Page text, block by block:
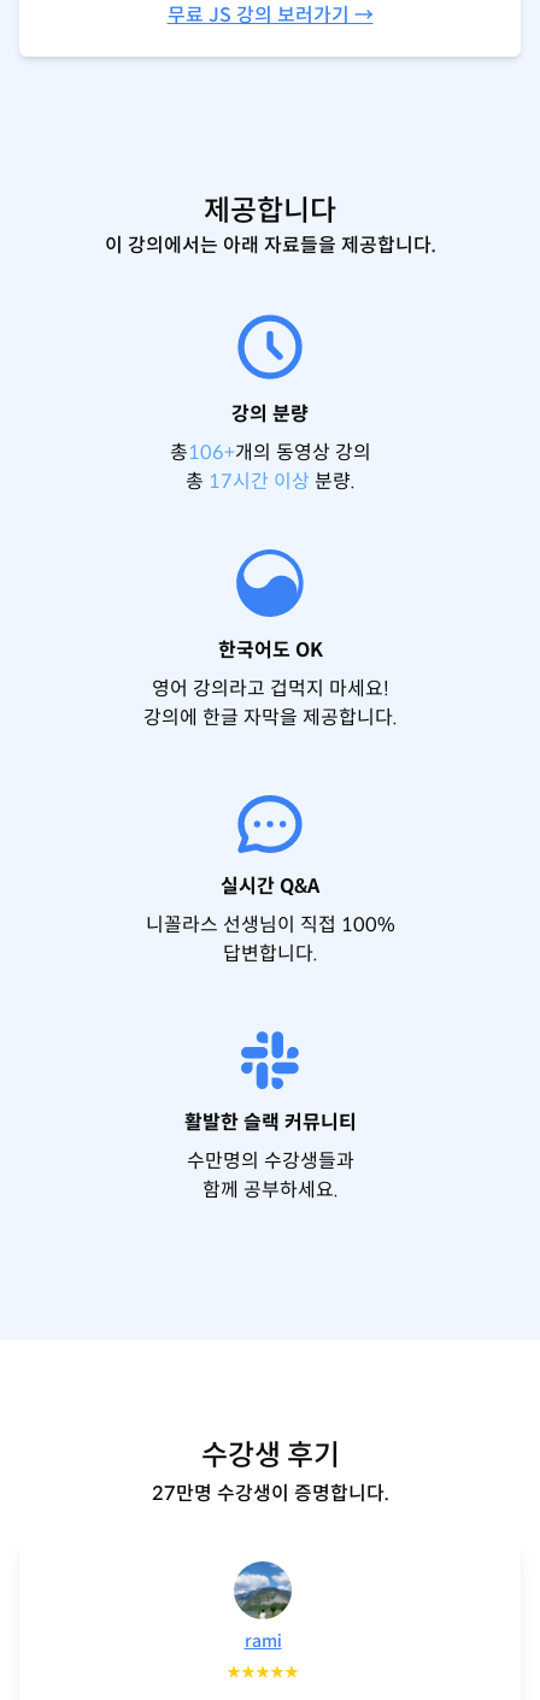
무료 JS 강의 보러가기 →
제공합니다
이 강의에서는 아래 자료들을 제공합니다.
강의 분량
총106+개의 동영상 강의
총 17시간 이상 분량.
한국어도 OK
영어 강의라고 겁먹지 마세요!
강의에 한글 자막을 제공합니다.
실시간 Q&A
니꼴라스 선생님이 직접 100%
답변합니다.
활발한 슬랙 커뮤니티
수만명의 수강생들과
함께 공부하세요.
수강생 후기
27만명 수강생이 증명합니다.
rami
★★★★★